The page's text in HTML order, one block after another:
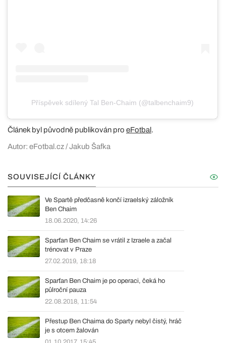
Příspěvek sdílený Tal Ben-Chaim (@talbenchaim9)
Článek byl původně publikován pro eFotbal.
Autor: eFotbal.cz / Jakub Šafka
SOUVISEJÍCÍ ČLÁNKY
Ve Spartě předčasně končí izraelský záložník
Ben Chaim
18.06.2020, 14:26
Sparťan Ben Chaim se vrátil z Izraele a začal
trénovat v Praze
27.02.2019, 18:18
Sparťan Ben Chaim je po operaci, čeká ho
půlroční pauza
22.08.2018, 11:54
Přestup Ben Chaima do Sparty nebyl čistý, hráč
je s otcem žalován